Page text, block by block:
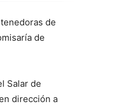
de
de
Salar de
dirección a